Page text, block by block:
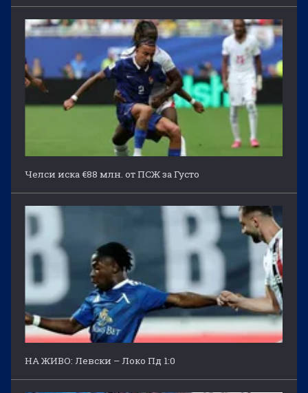
Челси иска €88 млн. от ПСЖ за Густо
НА ЖИВО: Левски – Локо Пд 1:0